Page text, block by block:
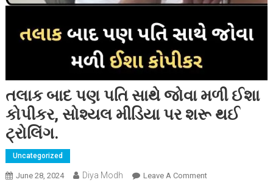
તલાક બાદ પણ પતિ સાથે જોવા મળી ઈશા
કોપીકર, સોશ્યલ મીડિયા પર શરૂ થઈ
ટ્રોલિંગ.
Uncategorized
June 28, 2024 Diya Modh Leave A CommentOn